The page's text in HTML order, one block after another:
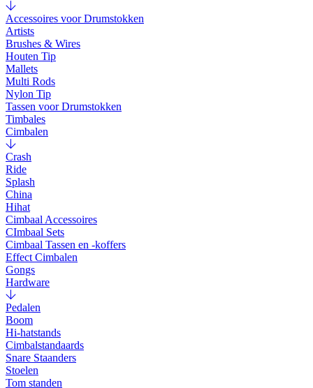
Accessoires voor Drumstokken
Artists
Brushes & Wires
Houten Tip
Mallets
Multi Rods
Nylon Tip
Tassen voor Drumstokken
Timbales
Cimbalen
Crash
Ride
Splash
China
Hihat
Cimbaal Accessoires
CImbaal Sets
Cimbaal Tassen en -koffers
Effect Cimbalen
Gongs
Hardware
Pedalen
Boom
Hi-hatstands
Cimbalstandaards
Snare Staanders
Stoelen
Tom standen